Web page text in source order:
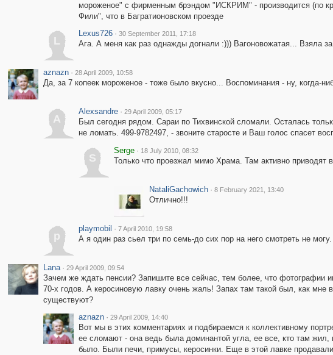
мороженое" с фирменным брэндом "ИСКРИМ" - производится (по
Фили", что в Багратионовском проезде
L
Lexus726 · 30 September 2011, 17:18
Ага. А меня как раз однажды догнали :))) Вагоновожатая... Взяла
aznazn · 28 April 2009, 10:58
Да, за 7 копеек мороженое - тоже было вкусно... Воспоминания - ну, когда-
A
Alexsandre · 29 April 2009, 05:17
Был сегодня рядом. Сараи по Тихвинской сломали. Осталась
не ломать. 499-9782497, - звоните старосте и Ваш голос спасет
S
Serge · 18 July 2010, 08:32
Только что проезжал мимо Храма. Там активно приводят
NataliGachowich · 8 February 2021, 13:40
Отлично!!!
p
playmobil · 7 April 2010, 19:58
А я один раз сьел три по семь-до сих пор на него смотреть не могу.
Lana · 29 April 2009, 09:54
Зачем же ждать пенсии? Запишите все сейчас, тем более, что фотографии
70-х годов. А керосиновую лавку очень жаль! Запах там такой был, как
существуют?
aznazn · 29 April 2009, 14:40
Вот мы в этих комментариях и подбираемся к коллективному
ее сломают - она ведь была доминантой угла, ее все, кто там
было. Были печи, примусы, керосинки. Еще в этой лавке